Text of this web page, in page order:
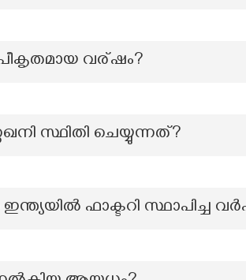
വര്ഷം?
സ്ഥിതി ചെയ്യുന്നത്?
ഫാക്ടറി സ്ഥാപിച്ച